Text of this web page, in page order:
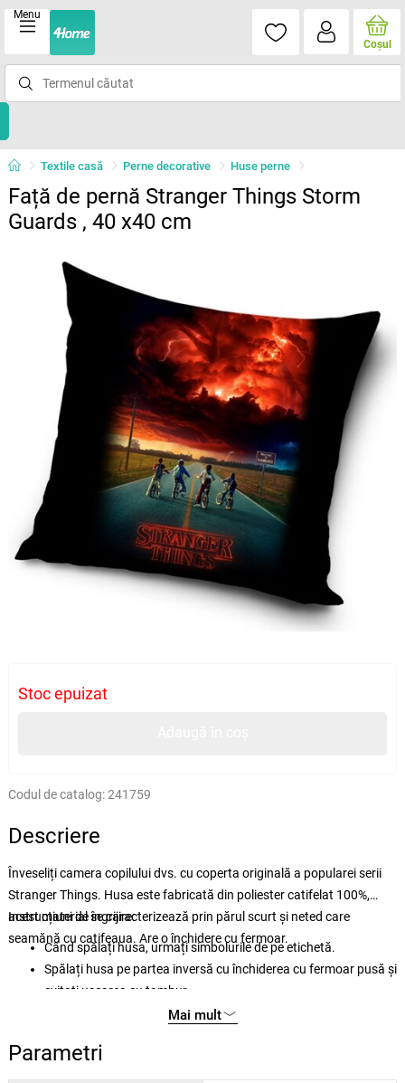
Menu
Coşul
Textile casă Perne decorative Huse perne
Față de pernă Stranger Things Storm
Guards , 40 x40 cm
Stoc epuizat
Codul de catalog:241759
Descriere
Înveseliți camera copilului dvs. cu coperta originală a popularei serii
Stranger Things. Husa este fabricată din poliester catifelat 100%,
acest material se caracterizează prin părul scurt și neted care
seamănă cu catifeaua. Are o închidere cu fermoar.
Instrucțiuni de îngrijire:
Când spălați husa, urmați simbolurile de pe etichetă.
Spălați husa pe partea inversă cu închiderea cu fermoar pusă și
evitați uscarea cu tambur
Stoarceți la o viteză mai mică pentru a evita ruperea fibrelor
Mai mult
Parametri